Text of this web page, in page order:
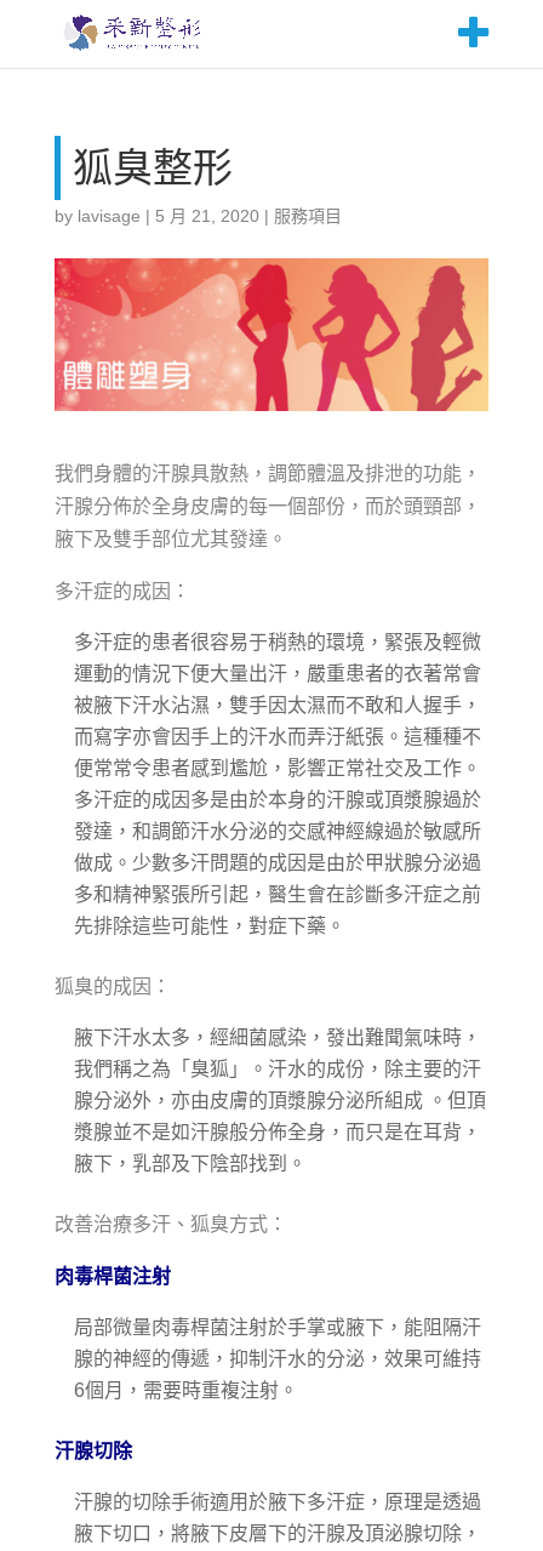
狐臭整形
by lavisage | 5 月 21, 2020| 服務項目
我們身體的汗腺具散熱，調節體溫及排泄的功能，
汗腺分佈於全身皮膚的每一個部份，而於頭頸部，
腋下及雙手部位尤其發達。
多汗症的成因：
多汗症的患者很容易于稍熱的環境，緊張及輕微
運動的情況下便大量出汗，嚴重患者的衣著常會
被腋下汗水沾濕，雙手因太濕而不敢和人握手，
而寫字亦會因手上的汗水而弄汙紙張。這種種不
便常常令患者感到尷尬，影響正常社交及工作。
多汗症的成因多是由於本身的汗腺或頂漿腺過於
發達，和調節汗水分泌的交感神經線過於敏感所
做成。少數多汗問題的成因是由於甲狀腺分泌過
多和精神緊張所引起，醫生會在診斷多汗症之前
先排除這些可能性，對症下藥。
狐臭的成因：
腋下汗水太多，經細菌感染，發出難聞氣味時，
我們稱之為「臭狐」。汗水的成份，除主要的汗
腺分泌外，亦由皮膚的頂漿腺分泌所組成 。但頂
漿腺並不是如汗腺般分佈全身，而只是在耳背，
腋下，乳部及下陰部找到。
改善治療多汗、狐臭方式：
肉毒桿菌注射
局部微量肉毒桿菌注射於手掌或腋下，能阻隔汗
腺的神經的傳遞，抑制汗水的分泌，效果可維持
6個月，需要時重複注射。
汗腺切除
汗腺的切除手術適用於腋下多汗症，原理是透過
腋下切口，將腋下皮層下的汗腺及頂泌腺切除，